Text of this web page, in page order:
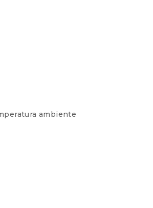
ambiente